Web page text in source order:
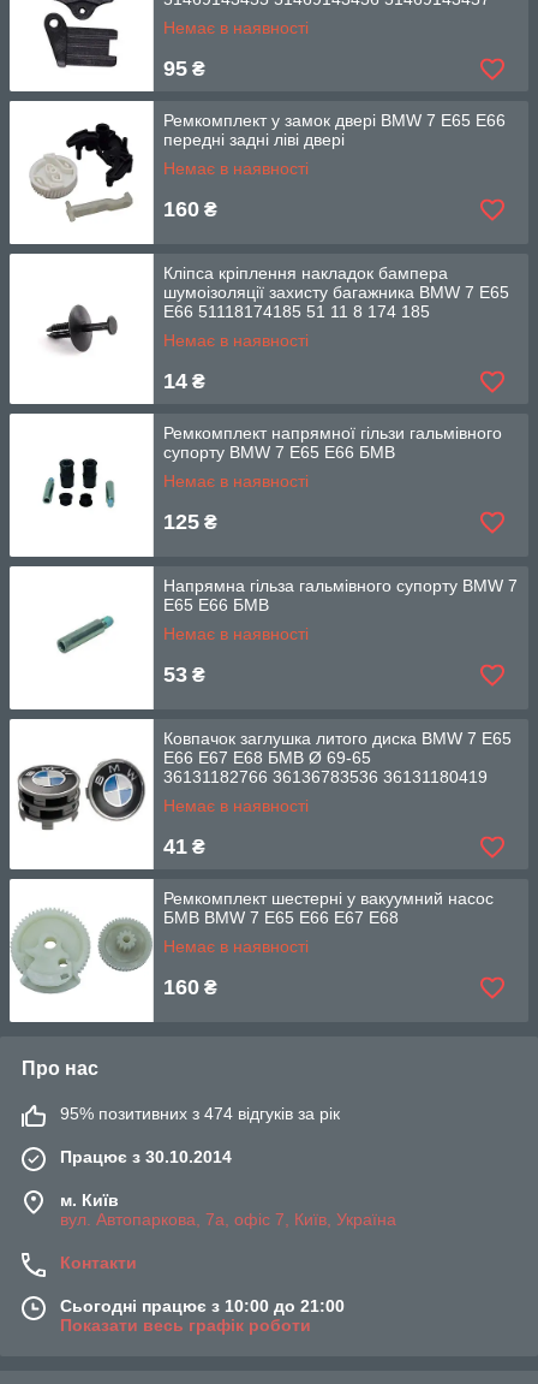
Немає в наявності
95 ₴
Ремкомплект у замок двері BMW 7 E65 E66
передні задні ліві двері
Немає в наявності
160 ₴
Кліпса кріплення накладок бампера
шумоізоляції захисту багажника BMW 7 E65
E66 51118174185 51 11 8 174 185
Немає в наявності
14 ₴
Ремкомплект напрямної гільзи гальмівного
супорту BMW 7 E65 E66 БМВ
Немає в наявності
125 ₴
Напрямна гільза гальмівного супорту BMW 7
E65 E66 БМВ
Немає в наявності
53 ₴
Ковпачок заглушка литого диска BMW 7 E65
E66 E67 E68 БМВ Ø 69-65
36131182766 36136783536 36131180419
Немає в наявності
41 ₴
Ремкомплект шестерні у вакуумний насос
БМВ BMW 7 E65 E66 E67 E68
Немає в наявності
160 ₴
Про нас
95% позитивних з 474 відгуків за рік
Працює з 30.10.2014
м. Київ
вул. Автопаркова, 7а, офіс 7, Київ, Україна
Контакти
Сьогодні працює з 10:00 до 21:00
Показати весь графік роботи